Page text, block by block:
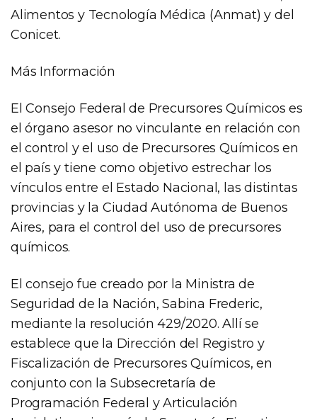
Alimentos y Tecnología Médica (Anmat) y del
Conicet.
Más Información
El Consejo Federal de Precursores Químicos es
el órgano asesor no vinculante en relación con
el control y el uso de Precursores Químicos en
el país y tiene como objetivo estrechar los
vínculos entre el Estado Nacional, las distintas
provincias y la Ciudad Autónoma de Buenos
Aires, para el control del uso de precursores
químicos.
El consejo fue creado por la Ministra de
Seguridad de la Nación, Sabina Frederic,
mediante la resolución 429/2020. Allí se
establece que la Dirección del Registro y
Fiscalización de Precursores Químicos, en
conjunto con la Subsecretaría de
Programación Federal y Articulación